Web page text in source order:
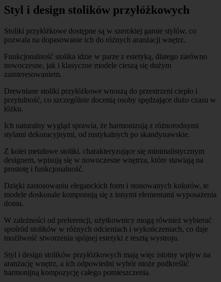
Styl i design stolików przyłóżkowych
Stoliki przyłóżkowe dostępne są w szerokiej gamie stylów, co
pozwala na dopasowanie ich do różnych aranżacji wnętrz.
Funkcjonalność stolika idzie w parze z estetyką, dlatego zarówno
nowoczesne, jak i klasyczne modele cieszą się dużym
zainteresowaniem.
Drewniane stoliki przyłóżkowe wnoszą do przestrzeni ciepło i
przytulność, co szczególnie docenią osoby spędzające dużo czasu w
łóżku.
Ich naturalny wygląd sprawia, że harmonizują z różnorodnymi
stylami dekoracyjnymi, od rustykalnych po skandynawskie.
Z kolei metalowe stoliki, charakteryzujące się minimalistycznym
designem, wpisują się w nowoczesne wnętrza, które stawiają na
prostotę i funkcjonalność.
Dzięki zastosowaniu eleganckich form i stonowanych kolorów, te
modele doskonale komponują się z innymi elementami wyposażenia
domu.
W zależności od preferencji, użytkownicy mogą również wybierać
spośród stolików w różnych odcieniach i wykończeniach, co daje
możliwość stworzenia spójnej estetyki z resztą wystroju.
Styl i design stolików przyłóżkowych mają więc istotny wpływ na
aranżację wnętrz, a ich odpowiedni wybór może podkreślić
harmonijną kompozycję całego pomieszczenia.